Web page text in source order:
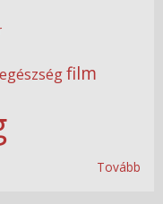
egészségfilm
Tovább